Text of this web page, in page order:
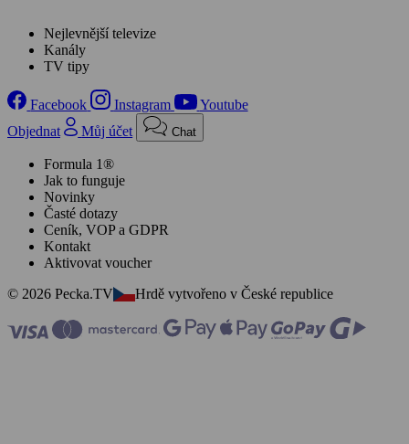
Nejlevnější televize
Kanály
TV tipy
Facebook Instagram
Youtube
Objednat
Můj účet Chat
Formula 1®
Jak to funguje
Novinky
Časté dotazy
Ceník, VOP a GDPR
Kontakt
Aktivovat voucher
© 2026 Pecka.TV
Hrdě vytvořeno v České republice